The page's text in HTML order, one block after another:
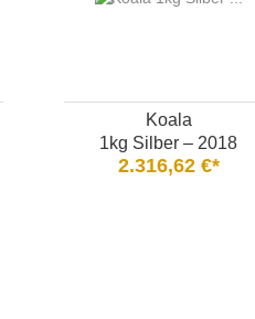
Koala
1kg Silber – 2018
2.316,62 €*